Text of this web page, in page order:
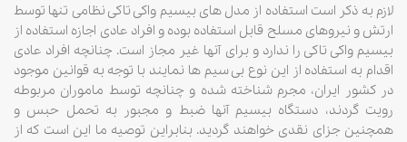
لازم به ذکر است استفاده از مدل های بیسیم واکی تاکی نظامی تنها توسط
ارتش و نیروهای مسلح قابل استفاده بوده و افراد عادی اجازه استفاده از
بیسیم واکی تاکی را ندارد و برای آنها غیر مجاز است.‌ چنانچه افراد عادی
اقدام به استفاده از این نوع بی سیم ها نمایند با توجه به قوانین موجود
در کشور ایران، مجرم شناخته شده و چنانچه توسط ماموران مربوطه
رویت گردند، دستگاه بیسیم آنها ضبط و مجبور به تحمل حبس و
همچنین جزای نقدی خواهند گردید. بنابراین توصیه ما این است که از